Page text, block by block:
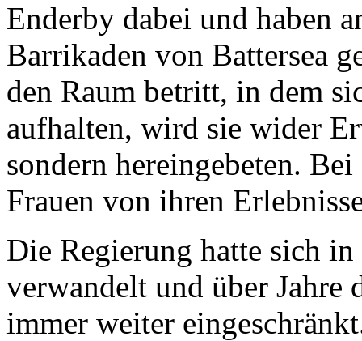
Enderby dabei und haben
Barrikaden von Battersea
den Raum betritt, in dem
aufhalten, wird sie wider
sondern hereingebeten.
Frauen von ihren
Die Regierung hatte sich
verwandelt und über Jahre
immer weiter